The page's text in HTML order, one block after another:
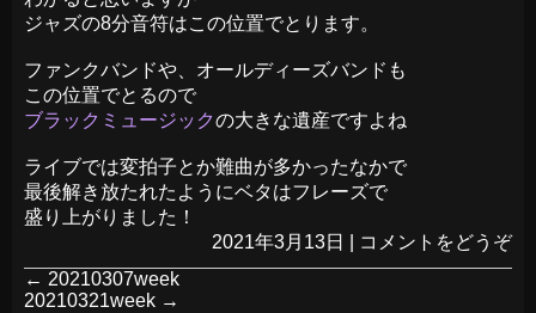
ジャズの8分音符はこの位置でとります。
ファンクバンドや、オールディーズバンドも
この位置でとるので
ブラックミュージックの大きな遺産ですよね
ライブでは変拍子とか難曲が多かったなかで
最後解き放たれたようにベタはフレーズで
盛り上がりました！
2021年3月13日
コメントをどうぞ
← 20210307week
20210321week →